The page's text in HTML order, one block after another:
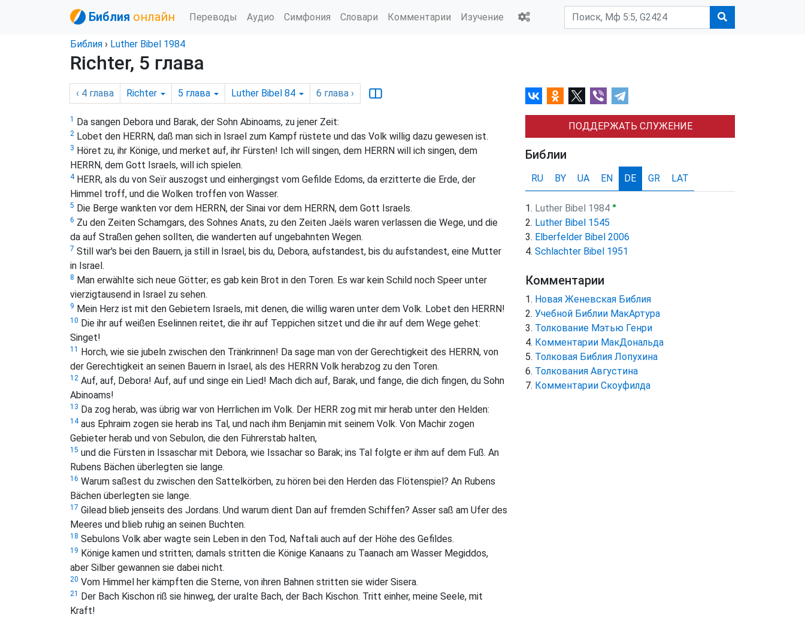
Библия онлайн Переводы Аудио Симфония Словари Комментарии Изучение
Библия › Luther Bibel 1984
Richter, 5 глава
‹ 4 глава Richter 5 глава Luther Bibel 84 6 глава ›
1 Da sangen Debora und Barak, der Sohn Abinoams, zu jener Zeit:
2 Lobet den HERRN, daß man sich in Israel zum Kampf rüstete und das Volk willig dazu gewesen ist.
3 Höret zu, ihr Könige, und merket auf, ihr Fürsten! Ich will singen, dem HERRN will ich singen, dem
HERRN, dem Gott Israels, will ich spielen.
4HERR, als du von Seïr auszogst und einhergingst vom Gefilde Edoms, da erzitterte die Erde, der
Himmel troff, und die Wolken troffen von Wasser.
5 Die Berge wankten vor dem HERRN, der Sinai vor dem HERRN, dem Gott Israels.
6 Zu den Zeiten Schamgars, des Sohnes Anats, zu den Zeiten Jaëls waren verlassen die Wege, und die
da auf Straßen gehen sollten, die wanderten auf ungebahnten Wegen.
7 Still war's bei den Bauern, ja still in Israel, bis du, Debora, aufstandest, bis du aufstandest, eine Mutter
in Israel.
8 Man erwählte sich neue Götter; es gab kein Brot in den Toren. Es war kein Schild noch Speer unter
vierzigtausend in Israel zu sehen.
9 Mein Herz ist mit den Gebietern Israels, mit denen, die willig waren unter dem Volk. Lobet den HERRN!
10 Die ihr auf weißen Eselinnen reitet, die ihr auf Teppichen sitzet und die ihr auf dem Wege gehet:
Singet!
11 Horch, wie sie jubeln zwischen den Tränkrinnen! Da sage man von der Gerechtigkeit des HERRN, von
der Gerechtigkeit an seinen Bauern in Israel, als des HERRN Volk herabzog zu den Toren.
12 Auf, auf, Debora! Auf, auf und singe ein Lied! Mach dich auf, Barak, und fange, die dich fingen, du Sohn
Abinoams!
13 Da zog herab, was übrig war von Herrlichen im Volk. Der HERR zog mit mir herab unter den Helden:
14aus Ephraim zogen sie herab ins Tal, und nach ihm Benjamin mit seinem Volk. Von Machir zogen
Gebieter herab und von Sebulon, die den Führerstab halten,
15 und die Fürsten in Issaschar mit Debora, wie Issachar so Barak; ins Tal folgte er ihm auf dem Fuß. An
Rubens Bächen überlegten sie lange.
16 Warum saßest du zwischen den Sattelkörben, zu hören bei den Herden das Flötenspiel? An Rubens
Bächen überlegten sie lange.
17 Gilead blieb jenseits des Jordans. Und warum dient Dan auf fremden Schiffen? Asser saß am Ufer des
Meeres und blieb ruhig an seinen Buchten.
18 Sebulons Volk aber wagte sein Leben in den Tod, Naftali auch auf der Höhe des Gefildes.
19 Könige kamen und stritten; damals stritten die Könige Kanaans zu Taanach am Wasser Megiddos,
aber Silber gewannen sie dabei nicht.
20 Vom Himmel her kämpften die Sterne, von ihren Bahnen stritten sie wider Sisera.
21 Der Bach Kischon riß sie hinweg, der uralte Bach, der Bach Kischon. Tritt einher, meine Seele, mit
Kraft!
ПОДДЕРЖАТЬ СЛУЖЕНИЕ
Библии
RU BY UA EN DE GR LAT
Luther Bibel 1984 ●
Luther Bibel 1545
Elberfelder Bibel 2006
Schlachter Bibel 1951
Комментарии
Новая Женевская Библия
Учебной Библии МакАртура
Толкование Мэтью Генри
Комментарии МакДональда
Толковая Библия Лопухина
Толкования Августина
Комментарии Скоуфилда